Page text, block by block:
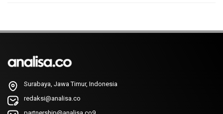
Surabaya, Jawa Timur, Indonesia
redaksi@analisa.co